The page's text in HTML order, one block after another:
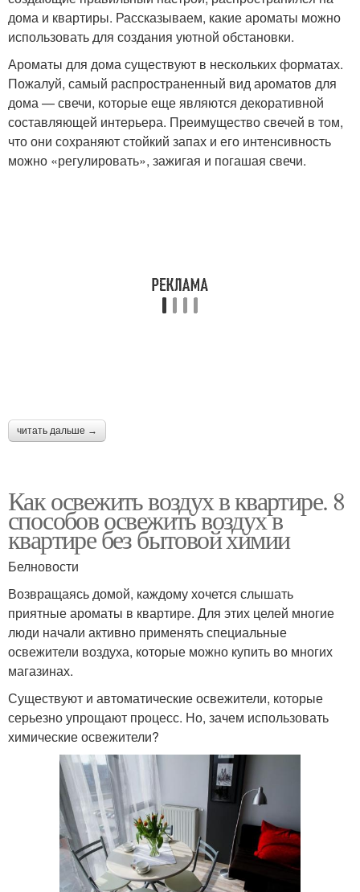
дома и квартиры. Рассказываем, какие ароматы можно
использовать для создания уютной обстановки.
Ароматы для дома существуют в нескольких форматах.
Пожалуй, самый распространенный вид ароматов для
дома — свечи, которые еще являются декоративной
составляющей интерьера. Преимущество свечей в том,
что они сохраняют стойкий запах и его интенсивность
можно «регулировать», зажигая и погашая свечи.
читать дальше →
Как освежить воздух в квартире. 8
способов освежить воздух в
квартире без бытовой химии
Белновости
Возвращаясь домой, каждому хочется слышать
приятные ароматы в квартире. Для этих целей многие
люди начали активно применять специальные
освежители воздуха, которые можно купить во многих
магазинах.
Существуют и автоматические освежители, которые
серьезно упрощают процесс. Но, зачем использовать
химические освежители?